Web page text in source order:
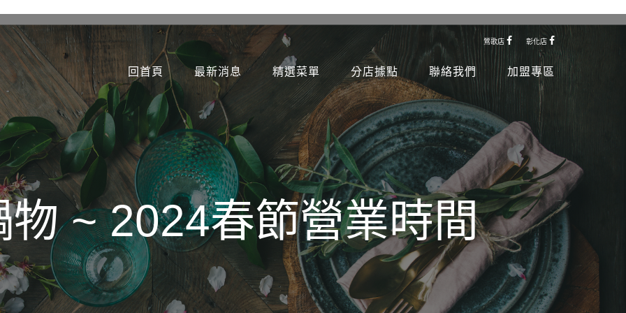
鶯歌店 彰化店
回首頁 最新消息 精選菜單 分店據點 聯絡我們 加盟專區
物 ~ 2024春節營業時間